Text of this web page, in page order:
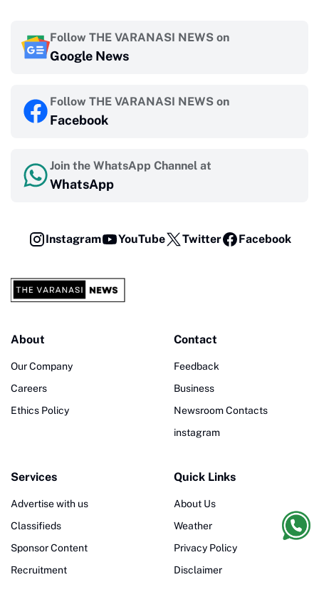
Follow THE VARANASI NEWS on
Google News
Follow THE VARANASI NEWS on
Facebook
Join the WhatsApp Channel at
WhatsApp
Instagram YouTube Twitter Facebook
About
Our Company
Careers
Ethics Policy
Contact
Feedback
Business
Newsroom Contacts
instagram
Services
Advertise with us
Classifieds
Sponsor Content
Recruitment
Quick Links
About Us
Weather
Privacy Policy
Disclaimer